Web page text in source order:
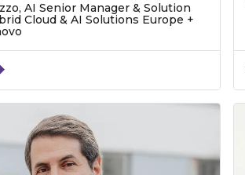
AI Senior Manager & Solution
Cloud & AI Solutions Europe +